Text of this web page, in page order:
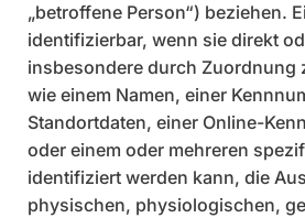
„betroffene Person“) beziehen.
identifizierbar, wenn sie direkt
insbesondere durch Zuordnung
wie einem Namen, einer
Standortdaten, einer Online-
oder einem oder mehreren
identifiziert werden kann, die
physischen, physiologischen,